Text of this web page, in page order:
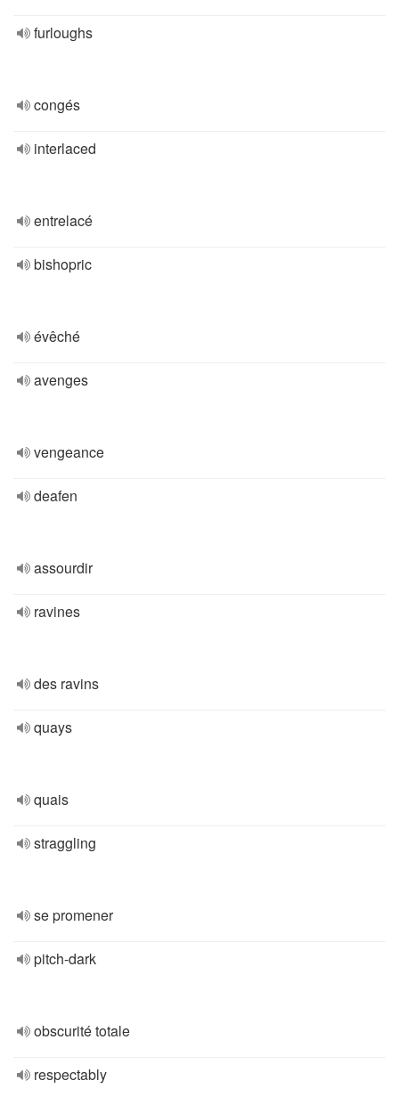
furloughs
congés
interlaced
entrelacé
bishopric
évêché
avenges
vengeance
deafen
assourdir
ravines
des ravins
quays
quais
straggling
se promener
pitch-dark
obscurité totale
respectably